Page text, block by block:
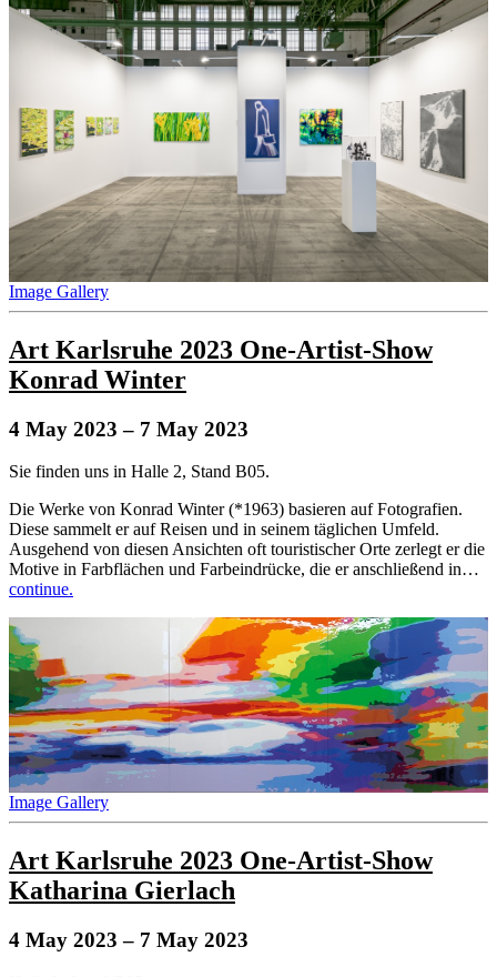
Image Gallery
Art Karlsruhe 2023 One-Artist-Show
Konrad Winter
4 May 2023 – 7 May 2023
Sie finden uns in Halle 2, Stand B05.
Die Werke von Konrad Winter (*1963) basieren auf Fotografien.
Diese sammelt er auf Reisen und in seinem täglichen Umfeld.
Ausgehend von diesen Ansichten oft touristischer Orte zerlegt er die
Motive in Farbflächen und Farbeindrücke, die er anschließend in…
continue.
Image Gallery
Art Karlsruhe 2023 One-Artist-Show
Katharina Gierlach
4 May 2023 – 7 May 2023